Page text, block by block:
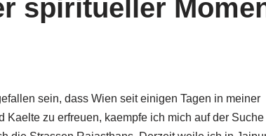
spiritueller
sein, dass Wien seit einigen Tagen in meiner
zu erfreuen, kaempfe ich mich auf der Suche